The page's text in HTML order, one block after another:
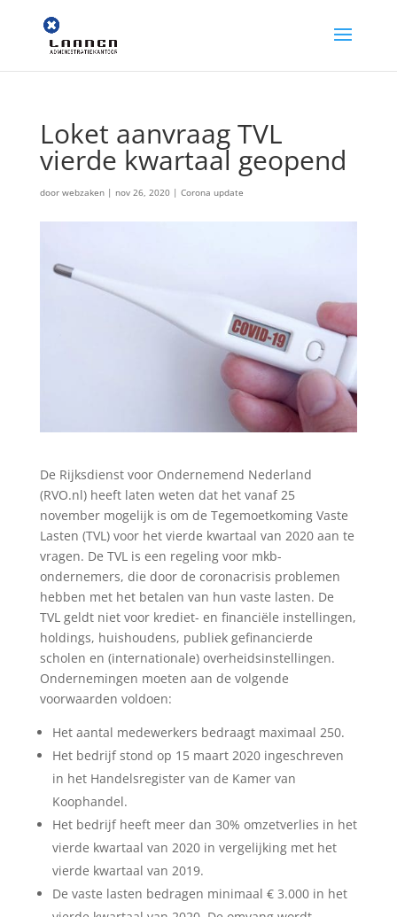
Loket aanvraag TVL
vierde kwartaal geopend
door webzaken| nov 26, 2020| Corona update
De Rijksdienst voor Ondernemend Nederland
(RVO.nl) heeft laten weten dat het vanaf 25
november mogelijk is om de Tegemoetkoming Vaste
Lasten (TVL) voor het vierde kwartaal van 2020 aan te
vragen. De TVL is een regeling voor mkb-
ondernemers, die door de coronacrisis problemen
hebben met het betalen van hun vaste lasten. De
TVL geldt niet voor krediet- en financiële instellingen,
holdings, huishoudens, publiek gefinancierde
scholen en (internationale) overheidsinstellingen.
Ondernemingen moeten aan de volgende
voorwaarden voldoen:
Het aantal medewerkers bedraagt maximaal 250.
Het bedrijf stond op 15 maart 2020 ingeschreven
in het Handelsregister van de Kamer van
Koophandel.
Het bedrijf heeft meer dan 30% omzetverlies in het
vierde kwartaal van 2020 in vergelijking met het
vierde kwartaal van 2019.
De vaste lasten bedragen minimaal € 3.000 in het